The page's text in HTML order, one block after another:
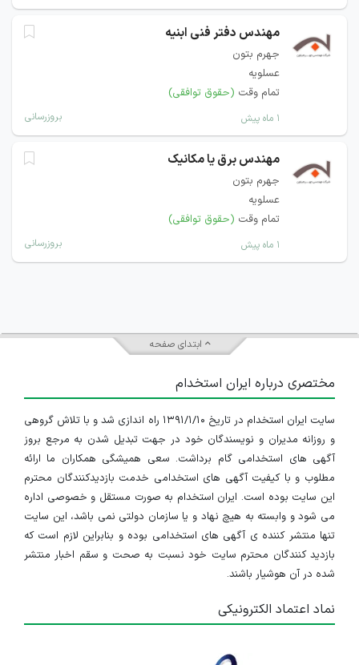
مهندس دفتر فنی ابنیه
جهرم بتون
عسلویه
تمام وقت (حقوق توافقی)
۱ ماه پیش بروزرسانی
مهندس برق یا مکانیک
جهرم بتون
عسلویه
تمام وقت (حقوق توافقی)
۱ ماه پیش بروزرسانی
ابتدای صفحه
مختصری درباره ایران استخدام
سایت ایران استخدام در تاریخ ۱۳۹۱/۱/۱۰ راه اندازی شد و با تلاش گروهی
و روزانه مدیران و نویسندگان خود در جهت تبدیل شدن به مرجع بروز
آگهی های استخدامی گام برداشت. سعی همیشگی همکاران ما ارائه
مطلوب و با کیفیت آگهی های استخدامی خدمت بازدیدکنندگان محترم
این سایت بوده است. ایران استخدام به صورت مستقل و خصوصی اداره
می شود و وابسته به هیچ نهاد و یا سازمان دولتی نمی باشد، این سایت
تنها منتشر کننده ی آگهی های استخدامی بوده و بنابراین لازم است که
بازدید کنندگان محترم سایت خود نسبت به صحت و سقم اخبار منتشر
شده در آن هوشیار باشند.
نماد اعتماد الکترونیکی